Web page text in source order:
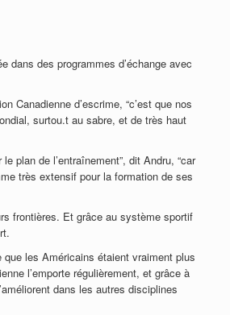
dans des programmes d’échange avec
Canadienne d’escrime, “c’est que nos
surtou.t au sabre, et de très haut
plan de l’entraînement”, dit Andru, “car
très extensif pour la formation de ses
frontières. Et grâce au système sportif
les Américains étaient vraiment plus
l’emporte régulièrement, et grâce à
dans les autres disciplines